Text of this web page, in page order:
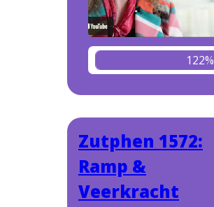
122%
Zutphen 1572:
Ramp &
Veerkracht